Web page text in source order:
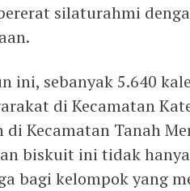
silaturahmi
ini, sebanyak 5.640
di Kecamatan
Kecamatan Tanah
biskuit ini tidak
bagi kelompok yang